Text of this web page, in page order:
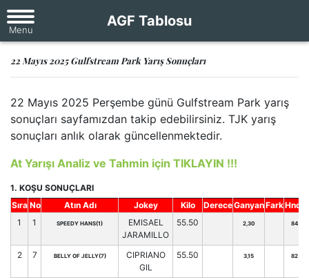
AGF Tablosu
22 Mayıs 2025 Gulfstream Park Yarış Sonuçları
22 Mayıs 2025 Perşembe günü Gulfstream Park yarış
sonuçları sayfamızdan takip edebilirsiniz. TJK yarış
sonuçları anlık olarak güncellenmektedir.
At Yarışı Analiz ve Tahmin için TIKLAYIN !!!
1. KOŞU SONUÇLARI
Sıra No Atın Adı Jokey Kilo DereceGanyanFarkHnd.
1
1 SPEEDY HANS(1)
EMISAEL
JARAMILLO
55.50 2,30 84
2 7 BELLY OF JELLY(7)
CIPRIANO
GIL
55.50 3,15 82